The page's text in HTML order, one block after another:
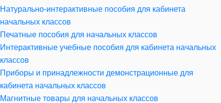
Натурально-интерактивные пособия для кабинета
начальных классов
Печатные пособия для начальных классов
Интерактивные учебные пособия для кабинета начальных
классов
Приборы и принадлежности демонстрационные для
кабинета начальных классов
Магнитные товары для начальных классов